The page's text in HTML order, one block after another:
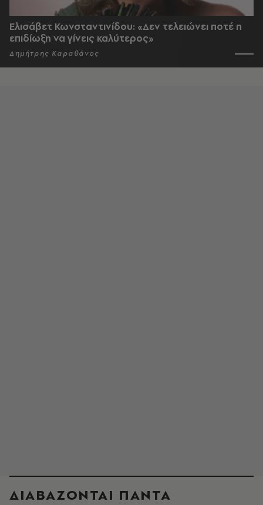
Ελισάβετ Κωνσταντινίδου: «Δεν τελειώνει ποτέ η
επιδίωξη να γίνεις καλύτερος»
Δημήτρης Καραθάνος
ΔΙΑΒΑΖΟΝΤΑΙ ΠΑΝΤΑ